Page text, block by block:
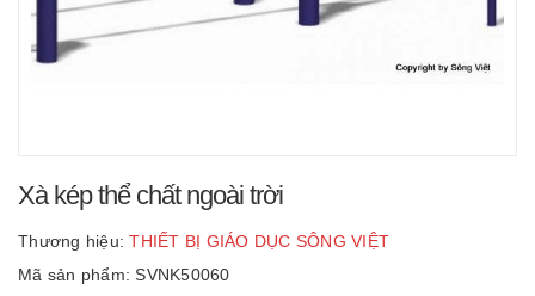
Xà kép thể chất ngoài trời
Thương hiệu: THIẾT BỊ GIÁO DỤC SÔNG VIỆT
Mã sản phẩm: SVNK50060